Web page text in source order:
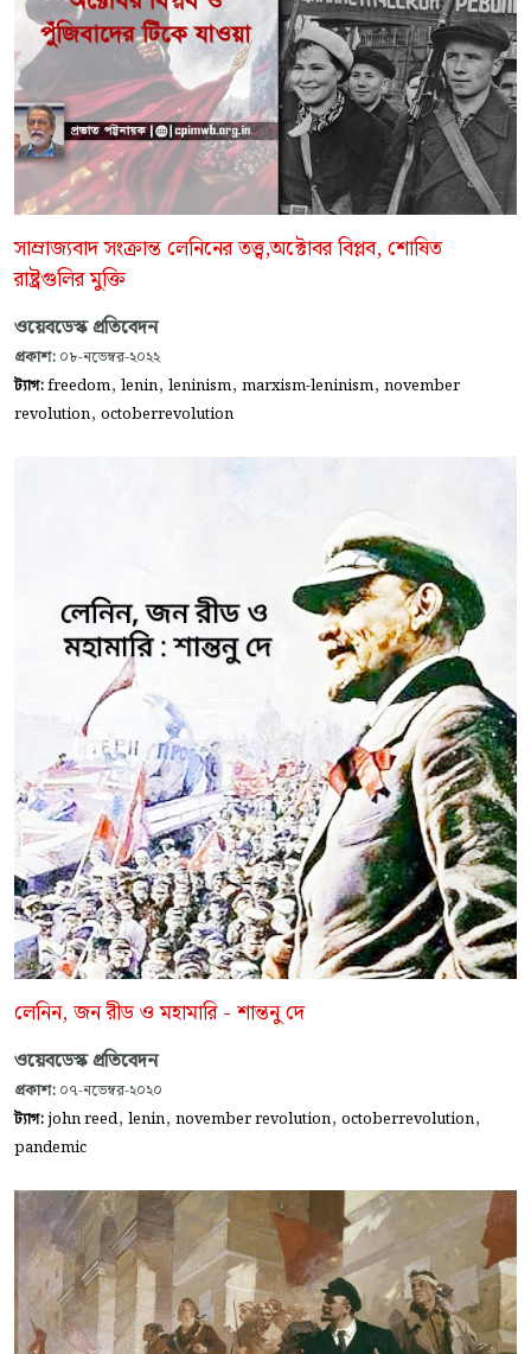
সাম্রাজ্যবাদ সংক্রান্ত লেনিনের তত্ত্ব,অক্টোবর বিপ্লব, শোষিত
রাষ্ট্রগুলির মুক্তি
ওয়েবডেস্ক প্রতিবেদন
প্রকাশ: ০৮-নভেম্বর-২০২২
ট্যাগ:freedom, lenin, leninism, marxism-leninism, november
revolution, octoberrevolution
লেনিন, জন রীড ও মহামারি - শান্তনু দে
ওয়েবডেস্ক প্রতিবেদন
প্রকাশ: ০৭-নভেম্বর-২০২০
ট্যাগ:john reed, lenin, november revolution, octoberrevolution,
pandemic